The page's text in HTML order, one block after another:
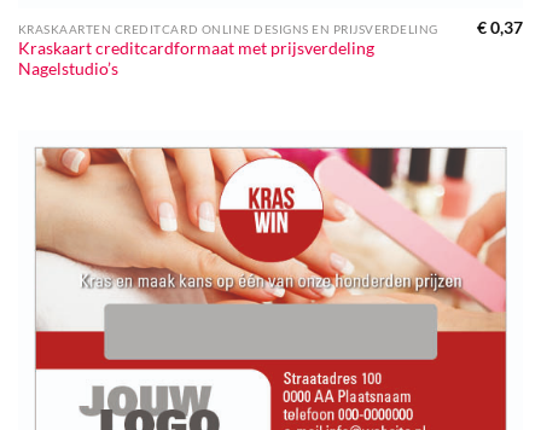
KRASKAARTEN CREDITCARD ONLINE DESIGNS EN PRIJSVERDELING
Kraskaart creditcardformaat met prijsverdeling
Nagelstudio’s
€0,37